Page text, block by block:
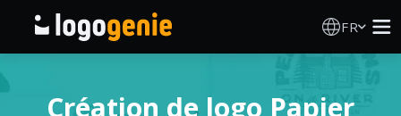
FR
Création de logo Papier